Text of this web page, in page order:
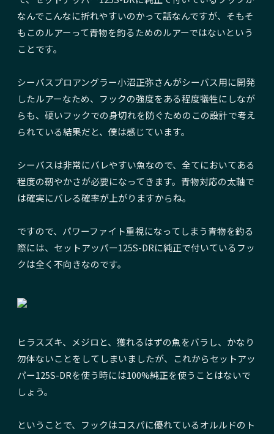
なんでこんなに折れやすいのかって話なんですが、そもそ
もこのルアーって青物を釣るためのルアーではないという
ことです。
シーバスプロアングラー小沼正弥さんがシーバス用に開発
したルアーなため、フックの強度をある程度犠牲にしなが
らも、硬いフックでの身切れを防ぐためのこの設計で考え
られている結果だと、僕は感じています。
シーバスは非常にバレやすい魚なので、全てにおいてある
程度の靭やかさが必要になってきます。青物対応の太軸で
は確実にバレる確率が上がりますからね。
ですので、パワーファイト重視になってしまう青物を釣る
際には、セットアッパー125S-DRに純正で付いているフッ
クは全く不向きなのです。
ヒラスズキ、メジロと、獲れるはずの魚をバラし、かなり
勿体ないことをしてしまいましたが、これからセットアッ
パー125S-DRを使う時には100%純正を使うことはないで
しょう。
ということで、フックはコスパに優れているオルルドのト